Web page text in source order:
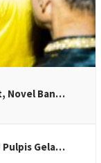
Novel Ban…
Pulpis Gela…